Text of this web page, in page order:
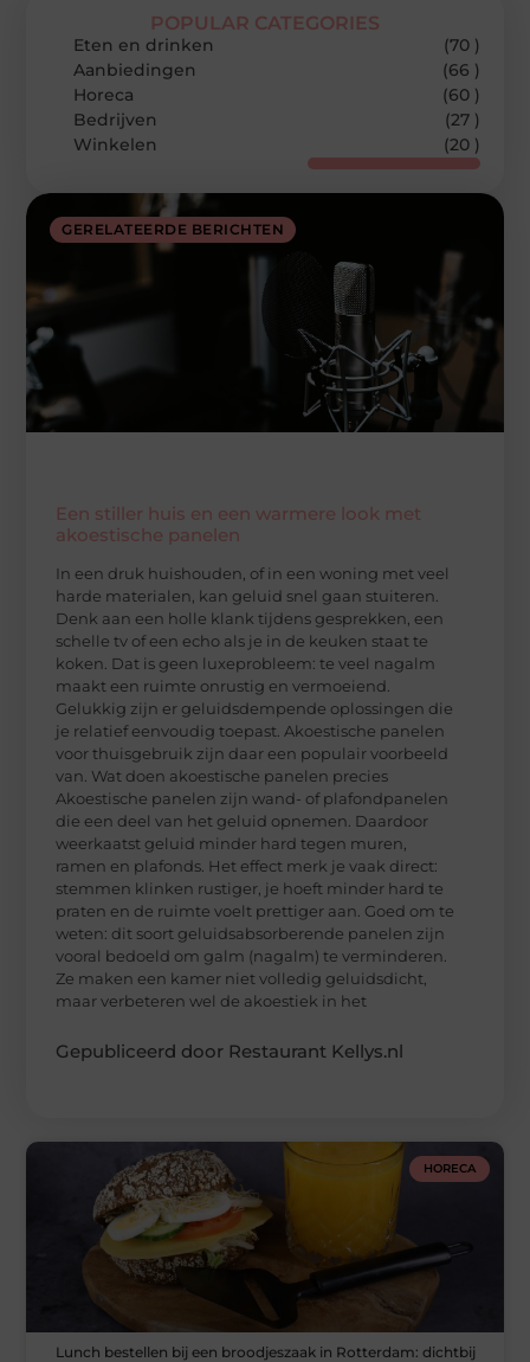
GERELATEERDE BERICHTEN
Een stiller huis en een warmere look met
akoestische panelen
In een druk huishouden, of in een woning met veel
harde materialen, kan geluid snel gaan stuiteren.
Denk aan een holle klank tijdens gesprekken, een
schelle tv of een echo als je in de keuken staat te
koken. Dat is geen luxeprobleem: te veel nagalm
maakt een ruimte onrustig en vermoeiend.
Gelukkig zijn er geluidsdempende oplossingen die
je relatief eenvoudig toepast. Akoestische panelen
voor thuisgebruik zijn daar een populair voorbeeld
van. Wat doen akoestische panelen precies
Akoestische panelen zijn wand- of plafondpanelen
die een deel van het geluid opnemen. Daardoor
weerkaatst geluid minder hard tegen muren,
ramen en plafonds. Het effect merk je vaak direct:
stemmen klinken rustiger, je hoeft minder hard te
praten en de ruimte voelt prettiger aan. Goed om te
weten: dit soort geluidsabsorberende panelen zijn
vooral bedoeld om galm (nagalm) te verminderen.
Ze maken een kamer niet volledig geluidsdicht,
maar verbeteren wel de akoestiek in het
Gepubliceerd door Restaurant Kellys.nl
POPULAR CATEGORIES
Eten en drinken
(70 )
Aanbiedingen
(66 )
Horeca
(60 )
Bedrijven
(27 )
Winkelen
(20 )
HORECA
Lunch bestellen bij een broodjeszaak in Rotterdam: dichtbij